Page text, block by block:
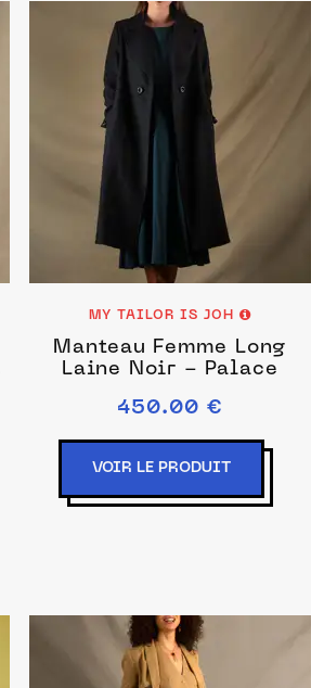
MY TAILOR IS JOH
Manteau Femme Long
Laine Noir - Palace
450.00 €
VOIR LE PRODUIT